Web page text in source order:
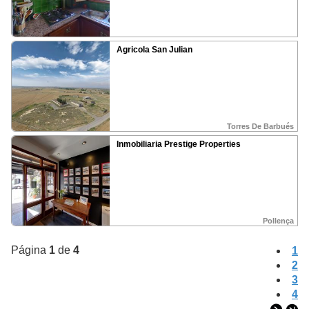
CONTACTO
Tel:(+34) 937 838 046Fax:(+34) 937 362 299
©Esloqueveo es una marca registrada de
Agricola San Julian
Torres De Barbués
Inmobiliaria Prestige Properties
Pollença
Página 1 de 4
1
2
3
4